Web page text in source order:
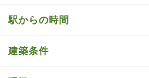
駅からの時間
建築条件